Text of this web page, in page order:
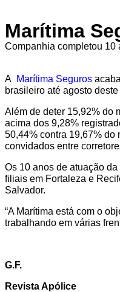
Marítima
Companhia completou 10
A Marítima Seguros
brasileiro até agosto deste
Além de deter 15,92% do
acima dos 9,28%
50,44% contra 19,67% do
convidados entre
Os 10 anos de atuação
filiais em Fortaleza e
Salvador.
“A Marítima está com o
trabalhando em várias
G.F.
Revista Apólice